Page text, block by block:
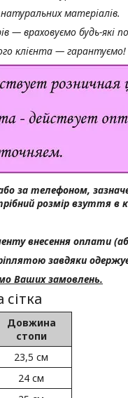
матеріалів.
— враховуємо будь-які
клієнта — гарантуємо!
за телефоном,
розмір взуття в
внесення оплати
завдяки
Ваших замовлень.
сітка
Довжина
стопи
23,5 см
24 см